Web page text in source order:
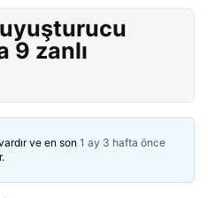
uyuşturucu
9 zanlı
ve en son 1 ay 3 hafta önce